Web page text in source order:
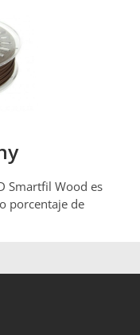
Smartfil Wood es
porcentaje de